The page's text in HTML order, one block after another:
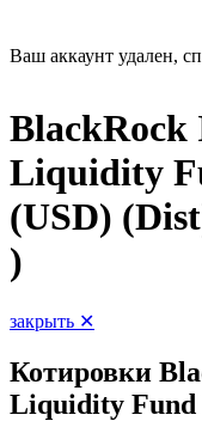
Ваш аккаунт удален,
BlackRock
Liquidity
(USD)
)
закрыть ✕
Котировки
Liquidity Fund